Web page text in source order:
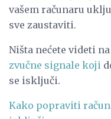
vašem računaru
sve zaustaviti.
Ništa nećete videti
zvučne signale koji
se isključi.
Kako popraviti